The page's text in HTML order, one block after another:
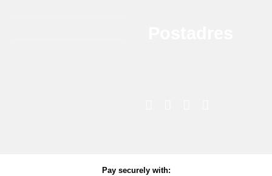
Pay securely with: